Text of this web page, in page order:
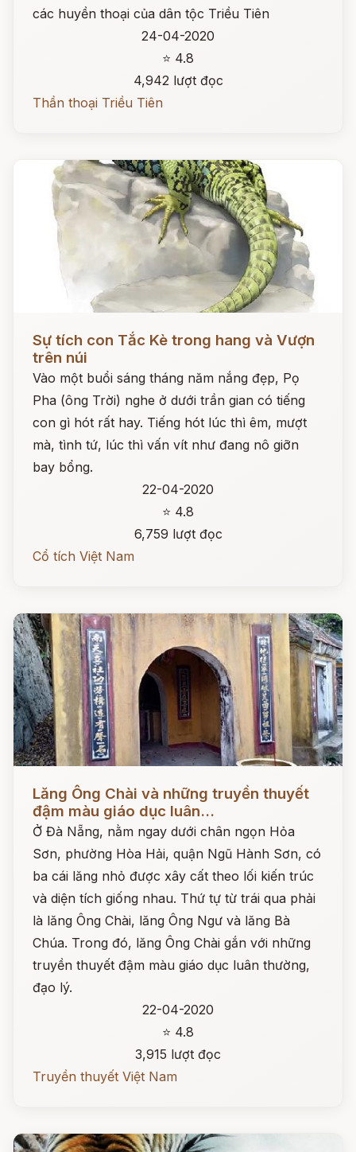
các huyền thoại của dân tộc Triều Tiên
24-04-2020
⭐ 4.8
4,942 lượt đọc
Thần thoại Triều Tiên
Sự tích con Tắc Kè trong hang và Vượn
trên núi
Vào một buổi sáng tháng năm nắng đẹp, Pọ
Pha (ông Trời) nghe ở dưới trần gian có tiếng
con gì hót rất hay. Tiếng hót lúc thì êm, mượt
mà, tình tứ, lúc thì vấn vít như đang nô giỡn
bay bổng.
22-04-2020
⭐ 4.8
6,759 lượt đọc
Cổ tích Việt Nam
Lăng Ông Chài và những truyền thuyết
đậm màu giáo dục luân...
Ở Đà Nẵng, nằm ngay dưới chân ngọn Hỏa
Sơn, phường Hòa Hải, quận Ngũ Hành Sơn, có
ba cái lăng nhỏ được xây cất theo lối kiến trúc
và diện tích giống nhau. Thứ tự từ trái qua phải
là lăng Ông Chài, lăng Ông Ngư và lăng Bà
Chúa. Trong đó, lăng Ông Chài gắn với những
truyền thuyết đậm màu giáo dục luân thường,
đạo lý.
22-04-2020
⭐ 4.8
3,915 lượt đọc
Truyền thuyết Việt Nam